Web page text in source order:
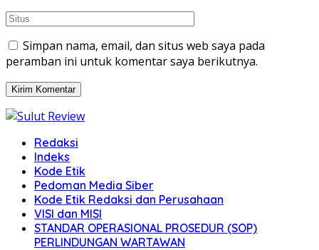
Simpan nama, email, dan situs web saya pada
peramban ini untuk komentar saya berikutnya.
Redaksi
Indeks
Kode Etik
Pedoman Media Siber
Kode Etik Redaksi dan Perusahaan
VISI dan MISI
STANDAR OPERASIONAL PROSEDUR (SOP)
PERLINDUNGAN WARTAWAN